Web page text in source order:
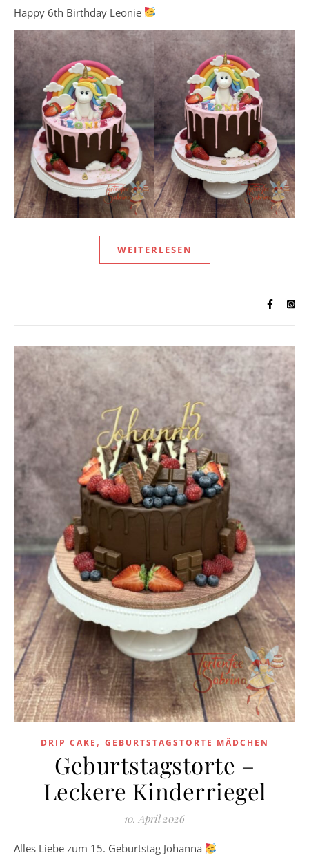
Happy 6th Birthday Leonie
WEITERLESEN
DRIP CAKE , GEBURTSTAGSTORTE MÄDCHEN
Geburtstagstorte –
Leckere Kinderriegel
10. April 2026
Alles Liebe zum 15. Geburtstag Johanna